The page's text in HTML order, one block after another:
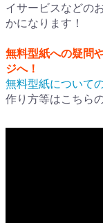
イサービスなどの
かになります！
無料型紙への疑問
ジへ！
無料型紙について
作り方等はこちら